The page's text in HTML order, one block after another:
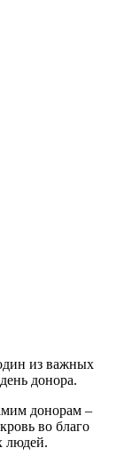
из важных
донора.
донорам –
во благо
людей.